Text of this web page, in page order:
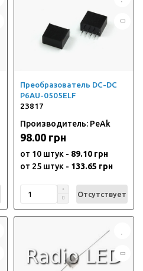
Преобразователь DC-DC
P6AU-0505ELF
23817
Производитель: PeAk
98.00 грн
от 10 штук - 89.10 грн
от 25 штук - 133.65 грн
Отсутствует